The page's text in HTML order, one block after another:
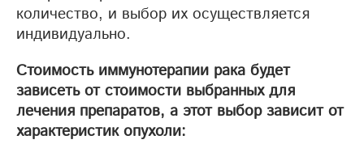
количество, и выбор их осуществляется
индивидуально.
Стоимость иммунотерапии рака будет
зависеть от стоимости выбранных для
лечения препаратов, а этот выбор зависит от
характеристик опухоли: